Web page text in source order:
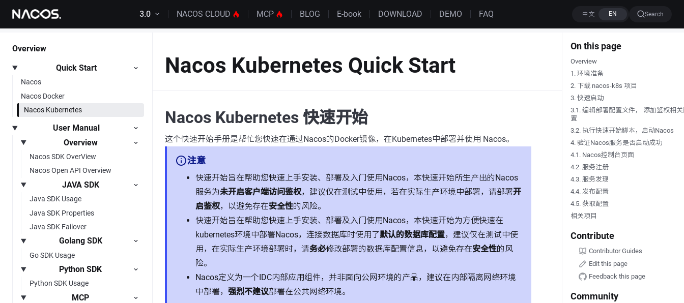
Skip to content 3.0 NACOS CLOUD MCP BLOG E-book DOWNLOAD DEMO FAQ Search
Overview
Quick Start
Nacos
Nacos Docker
Nacos Kubernetes
User Manual
Overview
Nacos SDK OverView
Nacos Open API Overview
JAVA SDK
Java SDK Usage
Java SDK Properties
Java SDK Failover
Golang SDK
Go SDK Usage
Python SDK
Python SDK Usage
MCP
On this page
Overview
1. 环境准备
2. 下载 nacos-k8s 项目
3. 快速启动
3.1. 编辑部署配置文件， 添加鉴权相
置
3.2. 执行快速开始脚本，启动Nacos
4. 验证Nacos服务是否启动成功
4.1. Nacos控制台页面
4.2. 服务注册
4.3. 服务发现
4.4. 发布配置
4.5. 获取配置
相关项目
Contribute
Contributor Guides
Edit this page
Feedback this page
Community
Nacos Kubernetes Quick Start
Nacos Kubernetes 快速开始
这个快速开始手册是帮忙您快速在通过Nacos的Docker镜像，在Kubernetes中部署并使用 Nacos。
注意
快速开始旨在帮助您快速上手安装、部署及入门使用Nacos，本快速开始所生产出的Nacos
服务为未开启客户端访问鉴权，建议仅在测试中使用，若在实际生产环境中部署，请部署开
启鉴权，以避免存在安全性的风险。
快速开始旨在帮助您快速上手安装、部署及入门使用Nacos，本快速开始为方便快速在
kubernetes环境中部署Nacos，连接数据库时使用了默认的数据库配置，建议仅在测试中使
用，在实际生产环境部署时，请务必修改部署的数据库配置信息，以避免存在安全性的风
险。
Nacos定义为一个IDC内部应用组件，并非面向公网环境的产品，建议在内部隔离网络环境
中部署， 强烈不建议部署在公共网络环境。